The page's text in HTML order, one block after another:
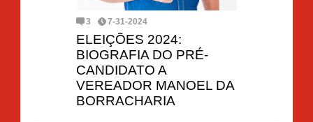
3 7-31-2024
ELEIÇÕES 2024:
BIOGRAFIA DO PRÉ-
CANDIDATO A
VEREADOR MANOEL DA
BORRACHARIA